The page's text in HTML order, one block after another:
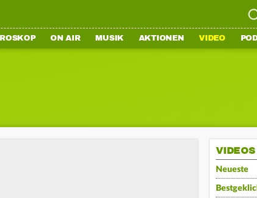
ON AIR MUSIK AKTIONEN VIDEO
VIDEOS
Neueste